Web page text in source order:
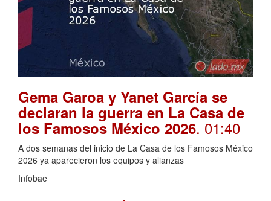
Gema Garoa y Yanet García se
declaran la guerra en La Casa de
los Famosos México 2026. 01:40
A dos semanas del inicio de La Casa de los Famosos México
2026 ya aparecieron los equipos y alianzas
Infobae